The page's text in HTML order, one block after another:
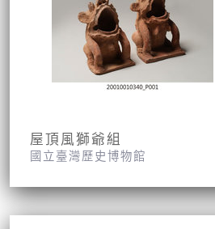
屋頂風獅爺組
國立臺灣歷史博物館